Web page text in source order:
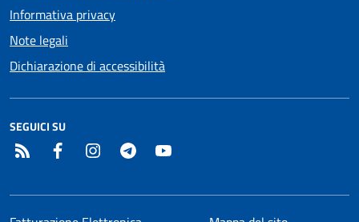
Informativa privacy
Note legali
Dichiarazione di accessibilità
SEGUICI SU
RSS Facebook InstagramTelegram